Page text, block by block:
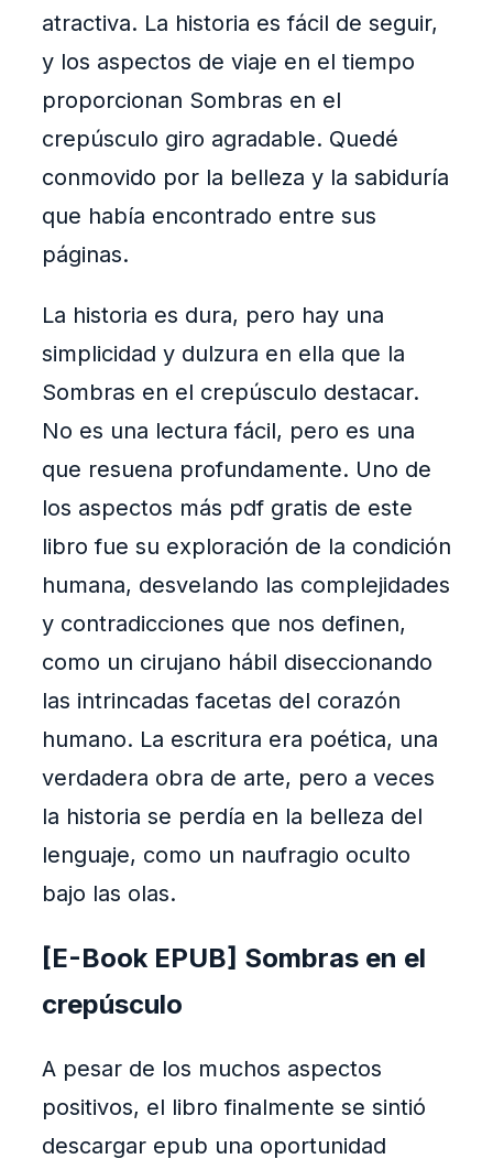
atractiva. La historia es fácil de seguir,
y los aspectos de viaje en el tiempo
proporcionan Sombras en el
crepúsculo giro agradable. Quedé
conmovido por la belleza y la sabiduría
que había encontrado entre sus
páginas.
La historia es dura, pero hay una
simplicidad y dulzura en ella que la
Sombras en el crepúsculo destacar.
No es una lectura fácil, pero es una
que resuena profundamente. Uno de
los aspectos más pdf gratis de este
libro fue su exploración de la condición
humana, desvelando las complejidades
y contradicciones que nos definen,
como un cirujano hábil diseccionando
las intrincadas facetas del corazón
humano. La escritura era poética, una
verdadera obra de arte, pero a veces
la historia se perdía en la belleza del
lenguaje, como un naufragio oculto
bajo las olas.
[E-Book EPUB] Sombras en el
crepúsculo
A pesar de los muchos aspectos
positivos, el libro finalmente se sintió
descargar epub una oportunidad